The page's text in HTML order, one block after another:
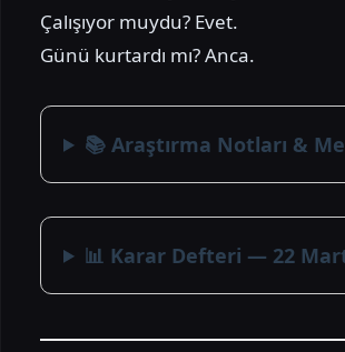
Çalışıyor muydu? Evet.
Günü kurtardı mı? Anca.
📚 Araştırma Notları &
📊 Karar Defteri — 22